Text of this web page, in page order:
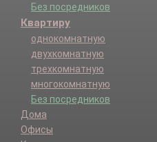
Без посредников
Квартиру
однокомнатную
двухкомнатную
трехкомнатную
многокомнатную
Без посредников
Дома
Офисы